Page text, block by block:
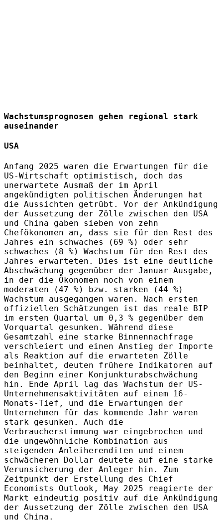
Wachstumsprognosen gehen regional stark
auseinander
USA
Anfang 2025 waren die Erwartungen für die
US-Wirtschaft optimistisch, doch das
unerwartete Ausmaß der im April
angekündigten politischen Änderungen hat
die Aussichten getrübt. Vor der Ankündigung
der Aussetzung der Zölle zwischen den USA
und China gaben sieben von zehn
Chefökonomen an, dass sie für den Rest des
Jahres ein schwaches (69 %) oder sehr
schwaches (8 %) Wachstum für den Rest des
Jahres erwarteten. Dies ist eine deutliche
Abschwächung gegenüber der Januar-Ausgabe,
in der die Ökonomen noch von einem
moderaten (47 %) bzw. starken (44 %)
Wachstum ausgegangen waren. Nach ersten
offiziellen Schätzungen ist das reale BIP
im ersten Quartal um 0,3 % gegenüber dem
Vorquartal gesunken. Während diese
Gesamtzahl eine starke Binnennachfrage
verschleiert und einen Anstieg der Importe
als Reaktion auf die erwarteten Zölle
beinhaltet, deuten frühere Indikatoren auf
den Beginn einer Konjunkturabschwächung
hin. Ende April lag das Wachstum der US-
Unternehmensaktivitäten auf einem 16-
Monats-Tief, und die Erwartungen der
Unternehmen für das kommende Jahr waren
stark gesunken. Auch die
Verbraucherstimmung war eingebrochen und
die ungewöhnliche Kombination aus
steigenden Anleiherenditen und einem
schwächeren Dollar deutete auf eine starke
Verunsicherung der Anleger hin. Zum
Zeitpunkt der Erstellung des Chief
Economists Outlook, May 2025 reagierte der
Markt eindeutig positiv auf die Ankündigung
der Aussetzung der Zölle zwischen den USA
und China.